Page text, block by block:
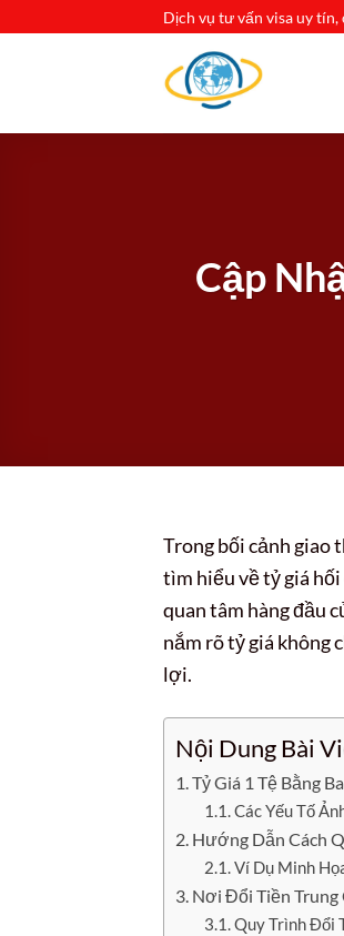
Dịch vụ tư vấn visa uy
Cập
Trong bối cảnh giao
tìm hiểu về tỷ giá
quan tâm hàng đầu
nắm rõ tỷ giá không
lợi.
Nội Dung Bài
Tỷ Giá 1 Tệ Bằng
Các Yếu Tố
Hướng Dẫn Cách
Ví Dụ Minh
Nơi Đổi Tiền Trung
Quy Trình Đổi